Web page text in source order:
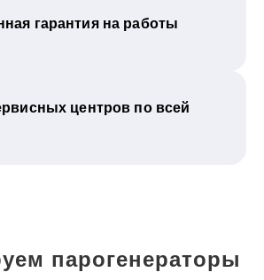
гарантия на работы
центров по всей
парогенераторы